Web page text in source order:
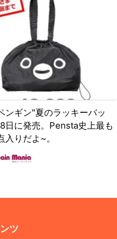
ンギン"夏のラッキーバッ
日に発売。Pensta史上最も
入りだよ~。
ツ